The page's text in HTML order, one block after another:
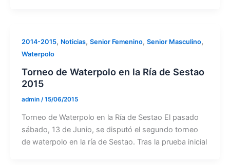
2014-2015, Noticias, Senior Femenino, Senior Masculino,
Waterpolo
Torneo de Waterpolo en la Ría de Sestao
2015
admin /15/06/2015
Torneo de Waterpolo en la Ría de Sestao El pasado
sábado, 13 de Junio, se disputó el segundo torneo
de waterpolo en la ría de Sestao. Tras la prueba inicial